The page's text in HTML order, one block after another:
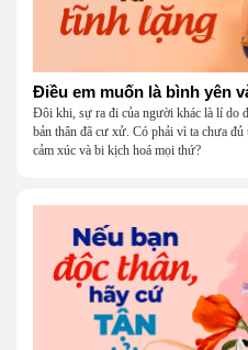
Điều em muốn là bình yên
Đôi khi, sự ra đi của người khác là lí do
bản thân đã cư xử. Có phải vì ta chưa
cảm xúc và bi kịch hoá mọi thứ?